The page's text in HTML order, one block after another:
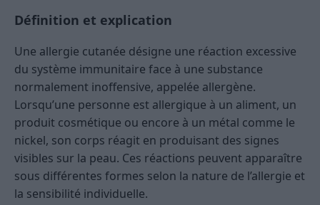
Définition et explication
Une allergie cutanée désigne une réaction excessive
du système immunitaire face à une substance
normalement inoffensive, appelée allergène.
Lorsqu’une personne est allergique à un aliment, un
produit cosmétique ou encore à un métal comme le
nickel, son corps réagit en produisant des signes
visibles sur la peau. Ces réactions peuvent apparaître
sous différentes formes selon la nature de l’allergie et
la sensibilité individuelle.